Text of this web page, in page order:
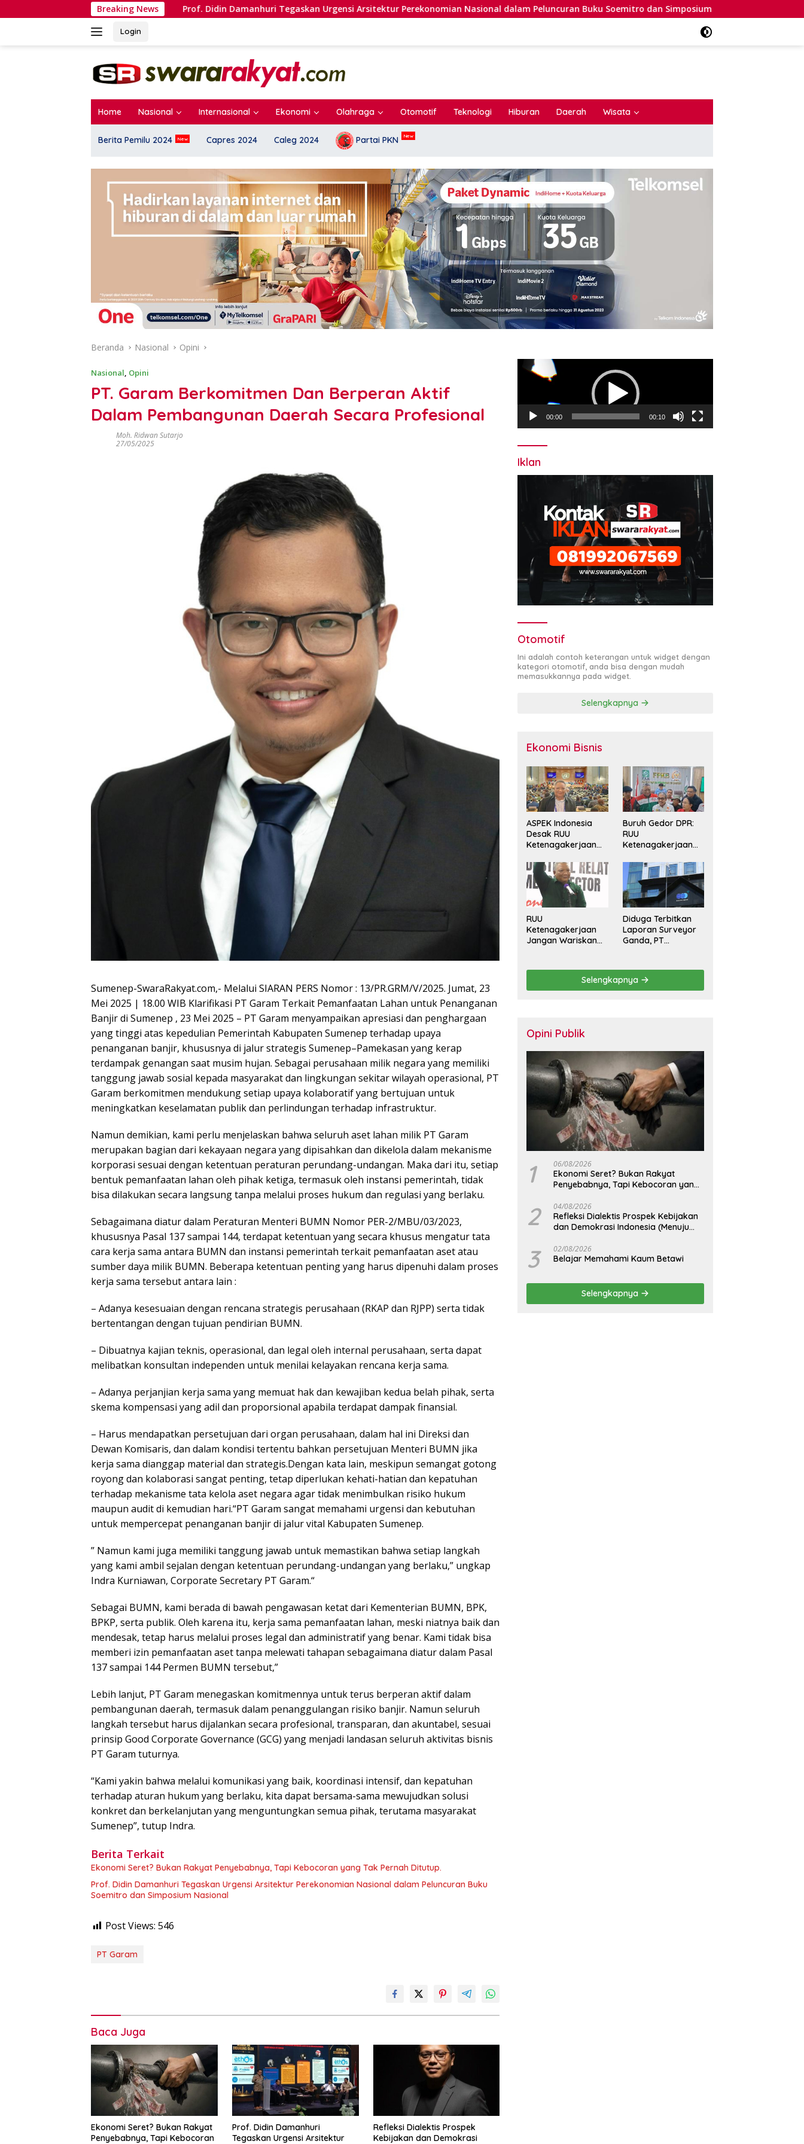
ke
Breaking News
Prof. Didin Damanhuri Tegaskan Urgensi Arsitektur Perekonomian Nasional dalam Peluncuran Buku Soemitro dan Simposium Nasional AMAL: Pernyataan Bupati
Login
Home Nasional Internasional Ekonomi Olahraga Otomotif Teknologi Hiburan Daerah Wisata
Berita Pemilu 2024 Capres 2024 Caleg 2024 Partai PKN
Beranda Nasional Opini
Nasional, Opini
PT. Garam Berkomitmen Dan Berperan Aktif
Dalam Pembangunan Daerah Secara Profesional
Moh. Ridwan Sutarjo
27/05/2025
Sumenep-SwaraRakyat.com,- Melalui SIARAN PERS Nomor : 13/PR.GRM/V/2025. Jumat, 23
Mei 2025 | 18.00 WIB Klarifikasi PT Garam Terkait Pemanfaatan Lahan untuk Penanganan
Banjir di Sumenep , 23 Mei 2025 – PT Garam menyampaikan apresiasi dan penghargaan
yang tinggi atas kepedulian Pemerintah Kabupaten Sumenep terhadap upaya
penanganan banjir, khususnya di jalur strategis Sumenep–Pamekasan yang kerap
terdampak genangan saat musim hujan. Sebagai perusahaan milik negara yang memiliki
tanggung jawab sosial kepada masyarakat dan lingkungan sekitar wilayah operasional, PT
Garam berkomitmen mendukung setiap upaya kolaboratif yang bertujuan untuk
meningkatkan keselamatan publik dan perlindungan terhadap infrastruktur.
Namun demikian, kami perlu menjelaskan bahwa seluruh aset lahan milik PT Garam
merupakan bagian dari kekayaan negara yang dipisahkan dan dikelola dalam mekanisme
korporasi sesuai dengan ketentuan peraturan perundang-undangan. Maka dari itu, setiap
bentuk pemanfaatan lahan oleh pihak ketiga, termasuk oleh instansi pemerintah, tidak
bisa dilakukan secara langsung tanpa melalui proses hukum dan regulasi yang berlaku.
Sebagaimana diatur dalam Peraturan Menteri BUMN Nomor PER-2/MBU/03/2023,
khususnya Pasal 137 sampai 144, terdapat ketentuan yang secara khusus mengatur tata
cara kerja sama antara BUMN dan instansi pemerintah terkait pemanfaatan aset atau
sumber daya milik BUMN. Beberapa ketentuan penting yang harus dipenuhi dalam proses
kerja sama tersebut antara lain :
– Adanya kesesuaian dengan rencana strategis perusahaan (RKAP dan RJPP) serta tidak
bertentangan dengan tujuan pendirian BUMN.
– Dibuatnya kajian teknis, operasional, dan legal oleh internal perusahaan, serta dapat
melibatkan konsultan independen untuk menilai kelayakan rencana kerja sama.
– Adanya perjanjian kerja sama yang memuat hak dan kewajiban kedua belah pihak, serta
skema kompensasi yang adil dan proporsional apabila terdapat dampak finansial.
– Harus mendapatkan persetujuan dari organ perusahaan, dalam hal ini Direksi dan
Dewan Komisaris, dan dalam kondisi tertentu bahkan persetujuan Menteri BUMN jika
kerja sama dianggap material dan strategis.Dengan kata lain, meskipun semangat gotong
royong dan kolaborasi sangat penting, tetap diperlukan kehati-hatian dan kepatuhan
terhadap mekanisme tata kelola aset negara agar tidak menimbulkan risiko hukum
maupun audit di kemudian hari.“PT Garam sangat memahami urgensi dan kebutuhan
untuk mempercepat penanganan banjir di jalur vital Kabupaten Sumenep.
” Namun kami juga memiliki tanggung jawab untuk memastikan bahwa setiap langkah
yang kami ambil sejalan dengan ketentuan perundang-undangan yang berlaku,” ungkap
Indra Kurniawan, Corporate Secretary PT Garam.“
Sebagai BUMN, kami berada di bawah pengawasan ketat dari Kementerian BUMN, BPK,
BPKP, serta publik. Oleh karena itu, kerja sama pemanfaatan lahan, meski niatnya baik dan
mendesak, tetap harus melalui proses legal dan administratif yang benar. Kami tidak bisa
memberi izin pemanfaatan aset tanpa melewati tahapan sebagaimana diatur dalam Pasal
137 sampai 144 Permen BUMN tersebut,”
Lebih lanjut, PT Garam menegaskan komitmennya untuk terus berperan aktif dalam
pembangunan daerah, termasuk dalam penanggulangan risiko banjir. Namun seluruh
langkah tersebut harus dijalankan secara profesional, transparan, dan akuntabel, sesuai
prinsip Good Corporate Governance (GCG) yang menjadi landasan seluruh aktivitas bisnis
PT Garam tuturnya.
“Kami yakin bahwa melalui komunikasi yang baik, koordinasi intensif, dan kepatuhan
terhadap aturan hukum yang berlaku, kita dapat bersama-sama mewujudkan solusi
konkret dan berkelanjutan yang menguntungkan semua pihak, terutama masyarakat
Sumenep”, tutup Indra.
Berita Terkait
Ekonomi Seret? Bukan Rakyat Penyebabnya, Tapi Kebocoran yang Tak Pernah Ditutup.
Prof. Didin Damanhuri Tegaskan Urgensi Arsitektur Perekonomian Nasional dalam Peluncuran Buku
Soemitro dan Simposium Nasional
Post Views: 546
PT Garam
Baca Juga
Ekonomi Seret? Bukan Rakyat
Penyebabnya, Tapi Kebocoran
Prof. Didin Damanhuri
Tegaskan Urgensi Arsitektur
Refleksi Dialektis Prospek
Kebijakan dan Demokrasi
Pemutar
Video
00:00 00:10
Iklan
Otomotif
Ini adalah contoh keterangan untuk widget dengan
kategori otomotif, anda bisa dengan mudah
memasukkannya pada widget.
Selengkapnya
Ekonomi Bisnis
ASPEK Indonesia
Desak RUU
Ketenagakerjaan
Perlindungan
Pekerja dan Jamin
Hak Pesangon
Buruh Gedor DPR:
RUU
Ketenagakerjaan
Kontrak Maksimal
Setahun dan
Pulihkan Upah
Berbasis KHL
RUU
Ketenagakerjaan
Jangan Wariskan
Hidup
Diduga Terbitkan
Laporan Surveyor
Ganda, PT
Desakan Copot
Total Direksi dan
Selengkapnya
Opini Publik
1 06/08/2026
Ekonomi Seret? Bukan Rakyat
Penyebabnya, Tapi Kebocoran yang
2 04/08/2026
Refleksi Dialektis Prospek Kebijakan
dan Demokrasi Indonesia (Menuju
Republik Indonesia)
3 02/08/2026
Belajar Memahami Kaum Betawi
Selengkapnya